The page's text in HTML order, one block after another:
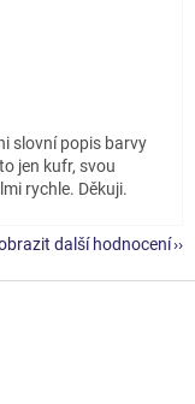
slovní popis barvy
jen kufr, svou
rychle. Děkuji.
další hodnocení